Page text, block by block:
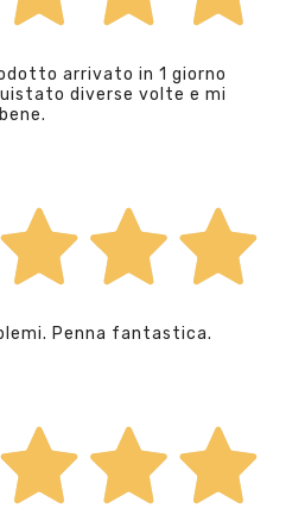
arrivato in 1 giorno
diverse volte e mi
Penna fantastica.